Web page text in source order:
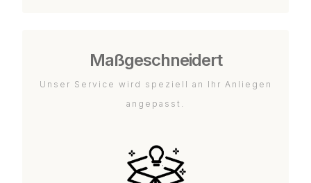
Maßgeschneidert
Unser Service wird speziell an Ihr Anliegen
angepasst.